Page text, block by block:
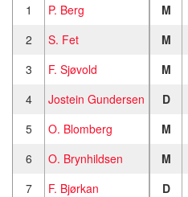
1 P. Berg M
2
S. Fet M
3
F. Sjøvold M
4
Jostein Gundersen D
5
O. Blomberg M
6
O. Brynhildsen M
7
F. Bjørkan D